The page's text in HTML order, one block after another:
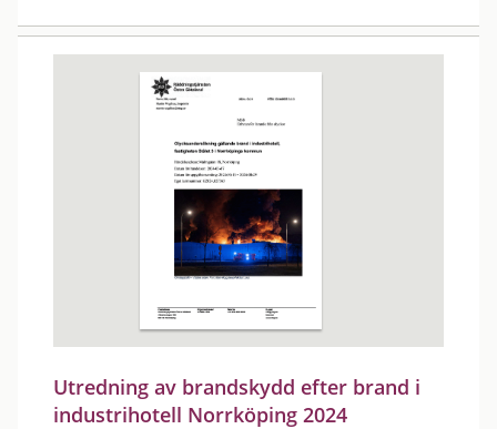
Utredning av brandskydd efter brand i
industrihotell Norrköping 2024